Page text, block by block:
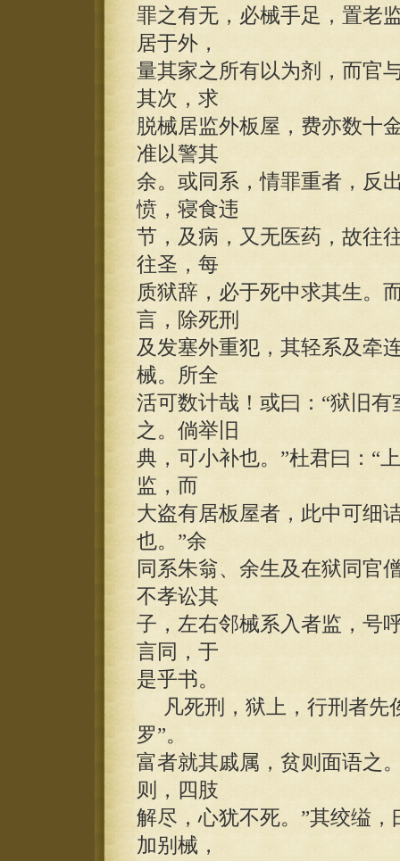
罪之有无，必械手足，置老
居于外，
量其家之所有以为剂，而官
其次，求
脱械居监外板屋，费亦数十
准以警其
余。或同系，情罪重者，反
愤，寝食违
节，及病，又无医药，故往
往圣，每
质狱辞，必于死中求其生。
言，除死刑
及发塞外重犯，其轻系及牵
械。所全
活可数计哉！或曰：“狱旧
之。倘举旧
典，可小补也。”杜君曰：“
监，而
大盗有居板屋者，此中可细
也。”余
同系朱翁、余生及在狱同官
不孝讼其
子，左右邻械系入者监，号
言同，于
是乎书。
凡死刑，狱上，行刑者先
罗”。
富者就其戚属，贫则面语之
则，四肢
解尽，心犹不死。”其绞缢
加别械，